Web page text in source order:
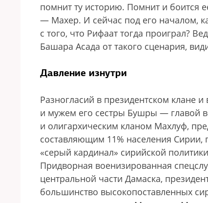
помнит ту историю. Помнит и боится
— Махер. И сейчас под его началом,
с того, что Рифаат тогда проиграл?
Башара Асада от такого сценария,
Давление изнутри
Разногласий в президентском
и мужем его сестры Бушры — главой
и олигархическим кланом Махлуф,
составляющим 11% населения Сирии,
«серый кардинал» сирийской
Придворная военизированная
центральной части Дамаска,
большинство высокопоставленных